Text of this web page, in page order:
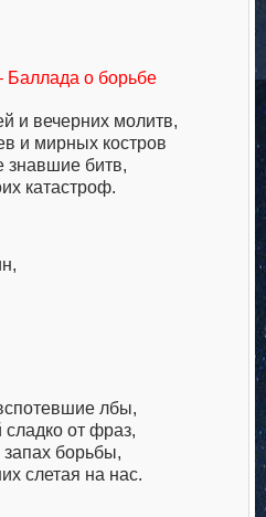
о борьбе
и вечерних молитв,
и мирных костров
знавшие битв,
катастроф.
лбы,
от фраз,
борьбы,
слетая на нас.